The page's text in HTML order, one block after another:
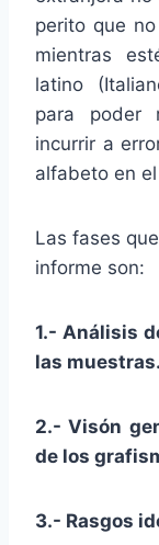
perito que
mientras
latino
para poder
incurrir a
alfabeto en
Las fases
informe son:
1.- Análisis
las muestras.
2.- Visón
de los
3.- Rasgos